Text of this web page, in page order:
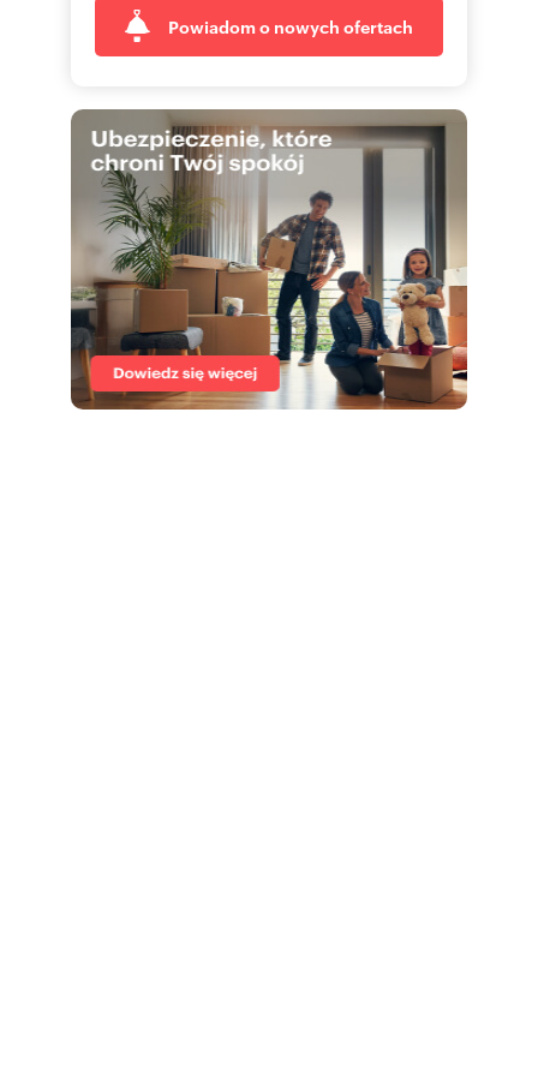
Interested? Ask the listing agent for details.
Dębowa 45 Sales Office:
E-mail: [
biurosprz
skontaktuj się
Website: [www:debowa45.pl]
Looking for a safe haven for your capital? Invest
in the dynamically developing city of Katowice.
Discover the potential of the Dębowa 45
investment!
Numer oferty: 27046/2089/OMS
Nr licencji zawodowej: 19641
Powiadom o nowych ofertach